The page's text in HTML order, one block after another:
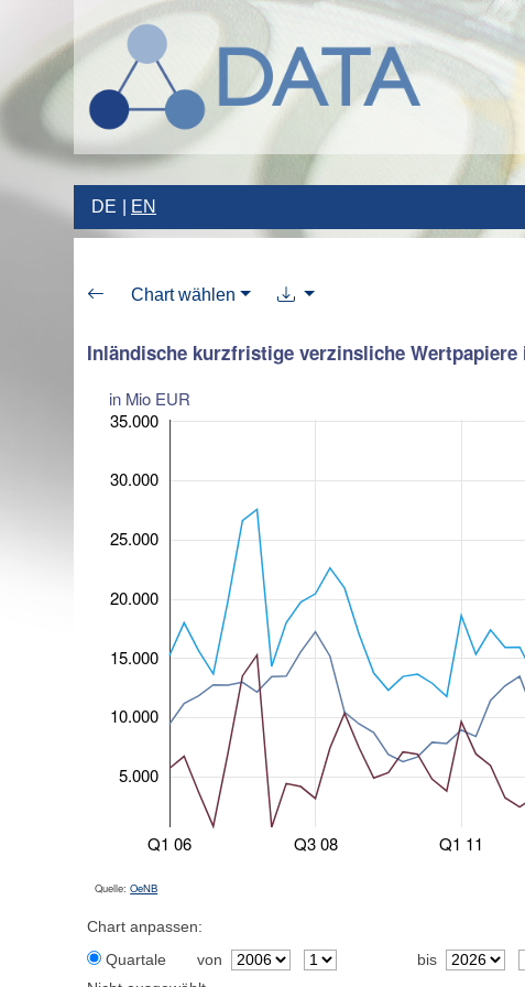
DE EN
Chart wählen
Inländische kurzfristige verzinsliche
in Mio EUR
Q1 06 Q3 08 Q1 11
5.000
10.000
15.000
20.000
25.000
30.000
35.000
Quelle:OeNB
Chart anpassen:
Quartale
von
bis